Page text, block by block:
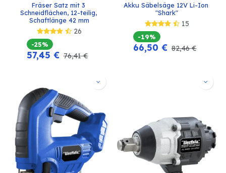
Fräser Satz mit 3
Schneidflächen, 12-teilig,
Schaftlänge 42 mm
26
-25%
57,45 € 76,41€
Akku Säbelsäge 12V Li-Ion
"Shark"
15
-19%
66,50 € 82,46€